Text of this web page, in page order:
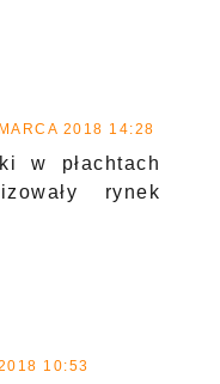
2018 14:28
w płachtach
rynek
10:53